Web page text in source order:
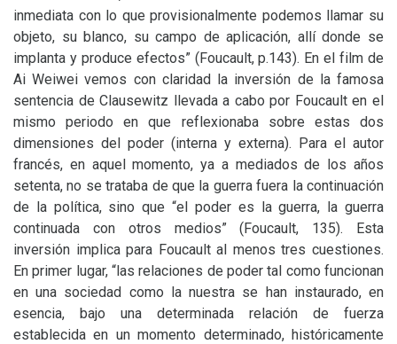
inmediata con lo que provisionalmente podemos llamar su
objeto, su blanco, su campo de aplicación, allí donde se
implanta y produce efectos” (Foucault, p.143). En el film de
Ai Weiwei vemos con claridad la inversión de la famosa
sentencia de Clausewitz llevada a cabo por Foucault en el
mismo periodo en que reflexionaba sobre estas dos
dimensiones del poder (interna y externa). Para el autor
francés, en aquel momento, ya a mediados de los años
setenta, no se trataba de que la guerra fuera la continuación
de la política, sino que “el poder es la guerra, la guerra
continuada con otros medios” (Foucault, 135). Esta
inversión implica para Foucault al menos tres cuestiones.
En primer lugar, “las relaciones de poder tal como funcionan
en una sociedad como la nuestra se han instaurado, en
esencia, bajo una determinada relación de fuerza
establecida en un momento determinado, históricamente